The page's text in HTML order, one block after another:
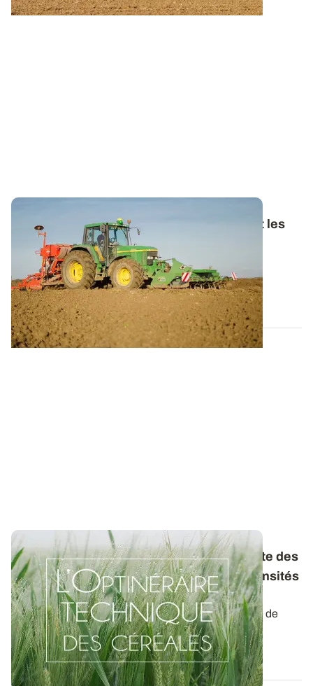
Itinéraire technique des céréales : où sont les
vraies économies ?
Suite à la mauvaise récolte 2016, et à ses impacts
économiques sur la trésorerie des...
22 SEPT. 2016
Pour une conduite économe et performante des
céréales : jusqu'où peut-on baisser les densités
de semis sans risque ?
Parmi les postes de charges à optimiser, la quantité de
semences utilisées offre une...
06 OCT. 2016